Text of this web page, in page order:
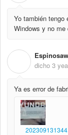
Yo también tengo
Windows y no me
dicho 3
Ya es error de